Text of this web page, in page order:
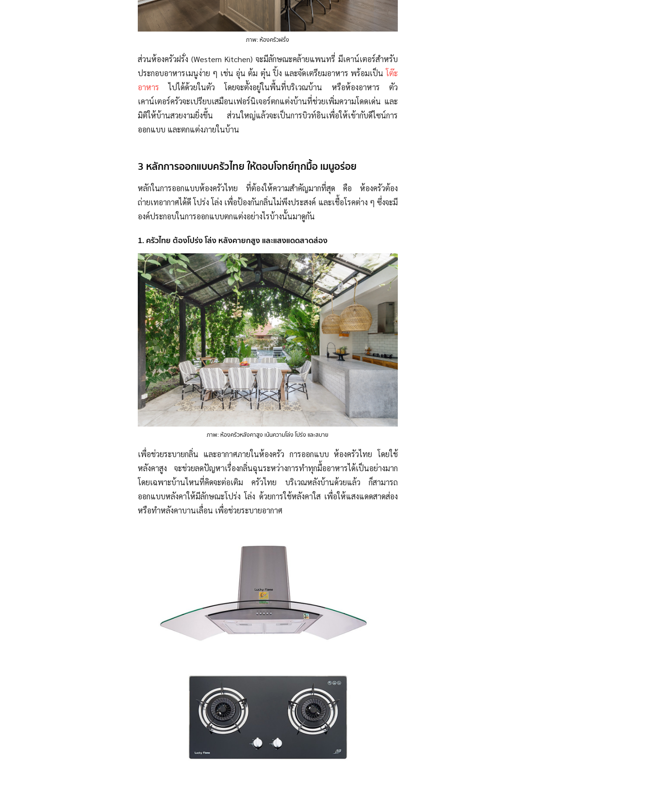
ภาพ: ห้องครัวฝรั่ง
ส่วนห้องครัวฝรั่ง (Western Kitchen) จะมีลักษณะคล้ายแพนทรี่ มีเคาน์เตอร์สำหรับ
ประกอบอาหารเมนูง่าย ๆ เช่น อุ่น ต้ม ตุ๋น ปิ้ง และจัดเตรียมอาหาร พร้อมเป็น โต๊ะ
อาหาร ไปได้ด้วยในตัว โดยจะตั้งอยู่ในพื้นที่บริเวณบ้าน หรือห้องอาหาร ตัว
เคาน์เตอร์ครัวจะเปรียบเสมือนเฟอร์นิเจอร์ตกแต่งบ้านที่ช่วยเพิ่มความโดดเด่น และ
มิติให้บ้านสวยงามยิ่งขึ้น ส่วนใหญ่แล้วจะเป็นการบิวท์อินเพื่อให้เข้ากับดีไซน์การ
ออกแบบ และตกแต่งภายในบ้าน
3 หลักการออกแบบครัวไทย ให้ตอบโจทย์ทุกมื้อ เมนูอร่อย
หลักในการออกแบบห้องครัวไทย ที่ต้องให้ความสำคัญมากที่สุด คือ ห้องครัวต้อง
ถ่ายเทอากาศได้ดี โปร่ง โล่ง เพื่อป้องกันกลิ่นไม่พึงประสงค์ และเชื้อโรคต่าง ๆ ซึ่งจะมี
องค์ประกอบในการออกแบบตกแต่งอย่างไรบ้างนั้นมาดูกัน
1. ครัวไทย ต้องโปร่ง โล่ง หลังคายกสูง และแสงแดดสาดส่อง
ภาพ: ห้องครัวหลังคาสูง เน้นความโล่ง โปร่ง และสบาย
เพื่อช่วยระบายกลิ่น และอากาศภายในห้องครัว การออกแบบ ห้องครัวไทย โดยใช้
หลังคาสูง จะช่วยลดปัญหาเรื่องกลิ่นฉุนระหว่างการทำทุกมื้ออาหารได้เป็นอย่างมาก
โดยเฉพาะบ้านไหนที่คิดจะต่อเติม ครัวไทย บริเวณหลังบ้านด้วยแล้ว ก็สามารถ
ออกแบบหลังคาให้มีลักษณะโปร่ง โล่ง ด้วยการใช้หลังคาใส เพื่อให้แสงแดดสาดส่อง
หรือทำหลังคาบานเลื่อน เพื่อช่วยระบายอากาศ